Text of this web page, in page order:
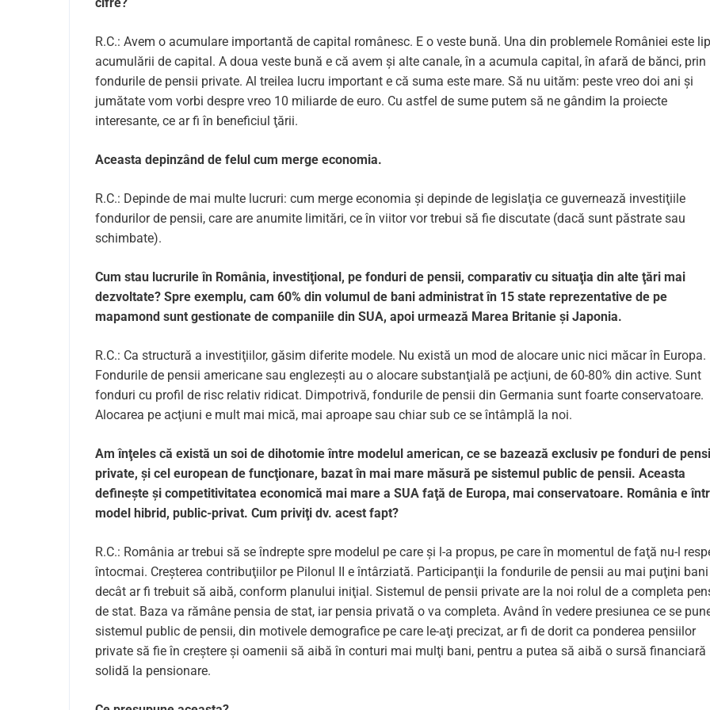
R.C.: Avem o acumulare impor­tan­tă de capital românesc. E o veste bună. Una din problemele României este
acumulării de capital. A doua veste bună e că avem și alte canale, în a acumula capital, în afară de bănci, prin
fondurile de pensii private. Al treilea lucru important e că suma este mare. Să nu uităm: peste vreo doi ani și
jumătate vom vorbi despre vreo 10 miliarde de euro. Cu astfel de sume putem să ne gândim la proiecte
interesante, ce ar fi în beneficiul ţării.
Aceasta depinzând de felul cum merge economia.
R.C.: Depinde de mai multe lucruri: cum merge economia și depinde de legislaţia ce guvernează investiţiile
fondurilor de pensii, care are anumite limitări, ce în viitor vor trebui să fie discutate (dacă sunt păstrate sau
schimbate).
Cum stau lucrurile în România, investiţional, pe fonduri de pensii, comparativ cu situaţia din alte ţări mai
dezvoltate? Spre exemplu, cam 60% din volumul de bani administrat în 15 state reprezentative de pe
mapamond sunt gestionate de companiile din SUA, apoi urmează Marea Britanie și Japonia.
R.C.: Ca structură a investiţiilor, găsim diferite modele. Nu există un mod de alocare unic nici măcar în Europa.
Fondurile de pensii americane sau englezești au o alocare substanţială pe acţiuni, de 60-80% din active. Sunt
fonduri cu profil de risc relativ ridicat. Dimpotrivă, fondurile de pensii din Germania sunt foarte conservatoare.
Alocarea pe acţiuni e mult mai mică, mai aproape sau chiar sub ce se întâmplă la noi.
Am înţeles că există un soi de dihotomie între modelul american, ce se bazează exclusiv pe fonduri de
private, și cel european de funcţionare, bazat în mai mare măsură pe sistemul public de pensii. Aceasta
definește și competitivitatea economică mai mare a SUA faţă de Europa, mai conservatoare. România e
model hibrid, public-privat. Cum priviţi dv. acest fapt?
R.C.: România ar trebui să se îndrepte spre modelul pe care și l-a propus, pe care în momentul de faţă nu-l
întocmai. Creșterea contribuţiilor pe Pilonul II e întârziată. Participanţii la fondurile de pensii au mai puţini bani
decât ar fi trebuit să aibă, conform planului iniţial. Sistemul de pensii private are la noi rolul de a completa
de stat. Baza va rămâne pensia de stat, iar pensia privată o va completa. Având în vedere presiunea ce se
sistemul public de pensii, din motivele demografice pe care le-aţi precizat, ar fi de dorit ca ponderea pensiilor
private să fie în creștere și oamenii să aibă în conturi mai mulţi bani, pentru a putea să aibă o sursă financiară
solidă la pensionare.